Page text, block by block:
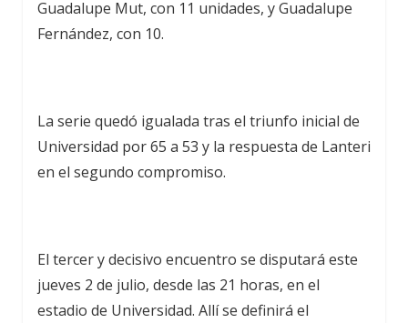
Guadalupe Mut, con 11 unidades, y Guadalupe
Fernández, con 10.
La serie quedó igualada tras el triunfo inicial de
Universidad por 65 a 53 y la respuesta de Lanteri
en el segundo compromiso.
El tercer y decisivo encuentro se disputará este
jueves 2 de julio, desde las 21 horas, en el
estadio de Universidad. Allí se definirá el